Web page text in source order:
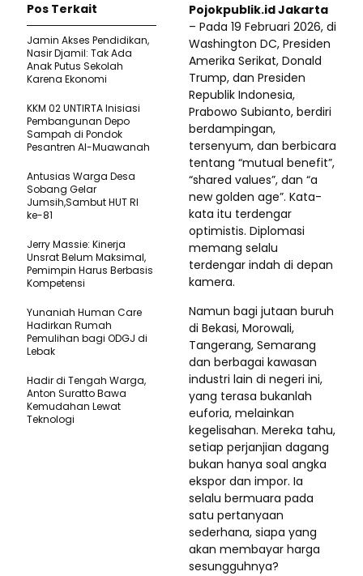
Pojokpublik.id Jakarta
– Pada 19 Februari 2026, di
Washington DC, Presiden
Amerika Serikat, Donald
Trump, dan Presiden
Republik Indonesia,
Prabowo Subianto, berdiri
berdampingan,
tersenyum, dan berbicara
tentang “mutual benefit”,
“shared values”, dan “a
new golden age”. Kata-
kata itu terdengar
optimistis. Diplomasi
memang selalu
terdengar indah di depan
kamera.
Namun bagi jutaan buruh
di Bekasi, Morowali,
Tangerang, Semarang
dan berbagai kawasan
industri lain di negeri ini,
yang terasa bukanlah
euforia, melainkan
kegelisahan. Mereka tahu,
setiap perjanjian dagang
bukan hanya soal angka
ekspor dan impor. Ia
selalu bermuara pada
satu pertanyaan
sederhana, siapa yang
akan membayar harga
sesungguhnya?
Pos Terkait
Jamin Akses Pendidikan,
Nasir Djamil: Tak Ada
Anak Putus Sekolah
Karena Ekonomi
KKM 02 UNTIRTA Inisiasi
Pembangunan Depo
Sampah di Pondok
Pesantren Al-Muawanah
Antusias Warga Desa
Sobang Gelar
Jumsih,Sambut HUT RI
ke-81
Jerry Massie: Kinerja
Unsrat Belum Maksimal,
Pemimpin Harus Berbasis
Kompetensi
Yunaniah Human Care
Hadirkan Rumah
Pemulihan bagi ODGJ di
Lebak
Hadir di Tengah Warga,
Anton Suratto Bawa
Kemudahan Lewat
Teknologi ​